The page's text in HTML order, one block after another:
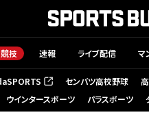
競技 速報 ライブ配信 マ
いタブで開く） センバツ高校野球
ウインタースポーツ パラスポーツ